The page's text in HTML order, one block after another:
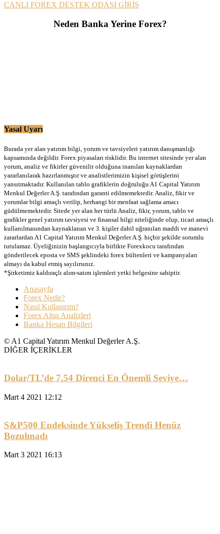
CANLI FOREX DESTEK ODASI GİRİŞ
Neden Banka Yerine Forex?
Yasal Uyarı
Burada yer alan yatırım bilgi, yorum ve tavsiyeleri yatırım danışmanlığı
kapsamında değildir. Forex piyasaları risklidir. Bu internet sitesinde yer alan
yorum, analiz ve fikirler güvenilir olduğuna inanılan kaynaklardan
yararlanılarak hazırlanmıştır ve analistlerimizin kişisel görüşlerini
yansıtmaktadır. Kullanılan tablo grafiklerin doğruluğu A1 Capital Yatırım
Menkul Değerler A.Ş. tarafından garanti edilmemektedir. Analiz, fikir ve
yorumlar bilgi amaçlı verilip, herhangi bir menfaat sağlama amacı
güdülmemektedir. Sitede yer alan her türlü Analiz, fikir, yorum, tablo ve
grafikler genel yatırım tavsiyesi ve finansal bilgi niteliğinde olup, ticari amaçlı
kullanılmasından kaynaklanan ve 3. kişiler dahil uğranılan maddi ve manevi
zararlardan A1 Capital Yatırım Menkul Değerler A.Ş. hiçbir şekilde sorumlu
tutulamaz. Üyeliğinizin başlangıcıyla birlikte Forexkocu tarafından
gönderilecek eposta ve SMS şeklindeki forex bültenleri ve kampanyaları
almayı da kabul etmiş sayılırsınız.
*Şirketimiz kaldıraçlı alım-satım işlemleri yetki belgesine sahiptir.
Anasayfa
Forex Nedir?
Nasıl Kullanırım?
Forex Altın Analizleri
Banka Hesap Bilgileri
© A1 Capital Yatırım Menkul Değerler A.Ş.
DİĞER İÇERİKLER
Dolar/TL’de 7.54 Direnci En Önemli Seviye…
Mart 4 2021 12:12
S&P500 Endeksinde Yükseliş Trendi Henüz
Bozulmadı
Mart 3 2021 16:13